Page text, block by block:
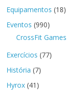
Equipamentos (18)
Eventos (990)
CrossFit Games
Exercícios (77)
História (7)
Hyrox (41)